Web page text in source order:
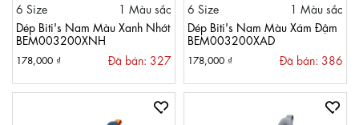
6 Size
1 Màu sắc
Dép Biti's Nam Màu Xanh Nhớt
BEM003200XNH
178,000 ₫ Đã bán: 327
6 Size
1 Màu sắc
Dép Biti's Nam Màu Xám Đậm
BEM003200XAD
178,000 ₫ Đã bán: 386